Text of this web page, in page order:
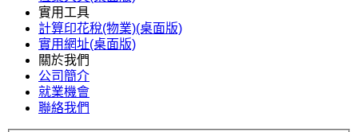
實用工具
計算印花稅(物業)(桌面版)
實用網址(桌面版)
關於我們
公司簡介
就業機會
聯絡我們